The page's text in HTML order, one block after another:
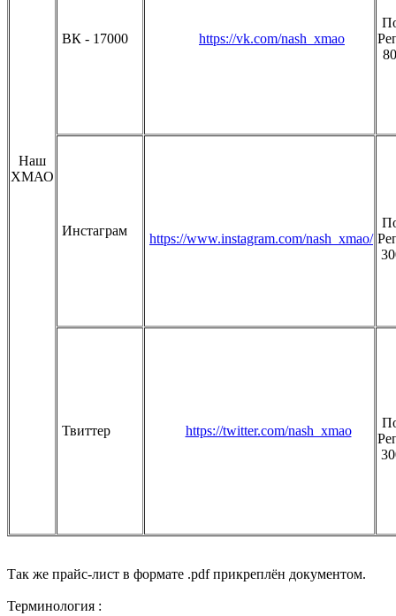
Наш
ХМАО
ВК - 17000 https://vk.com/nash_xmao
Инстаграм
https://www.instagram.com/nash_xmao/
Твиттер https://twitter.com/nash_xmao
Так же прайс-лист в формате .pdf прикреплён документом.
Терминология :